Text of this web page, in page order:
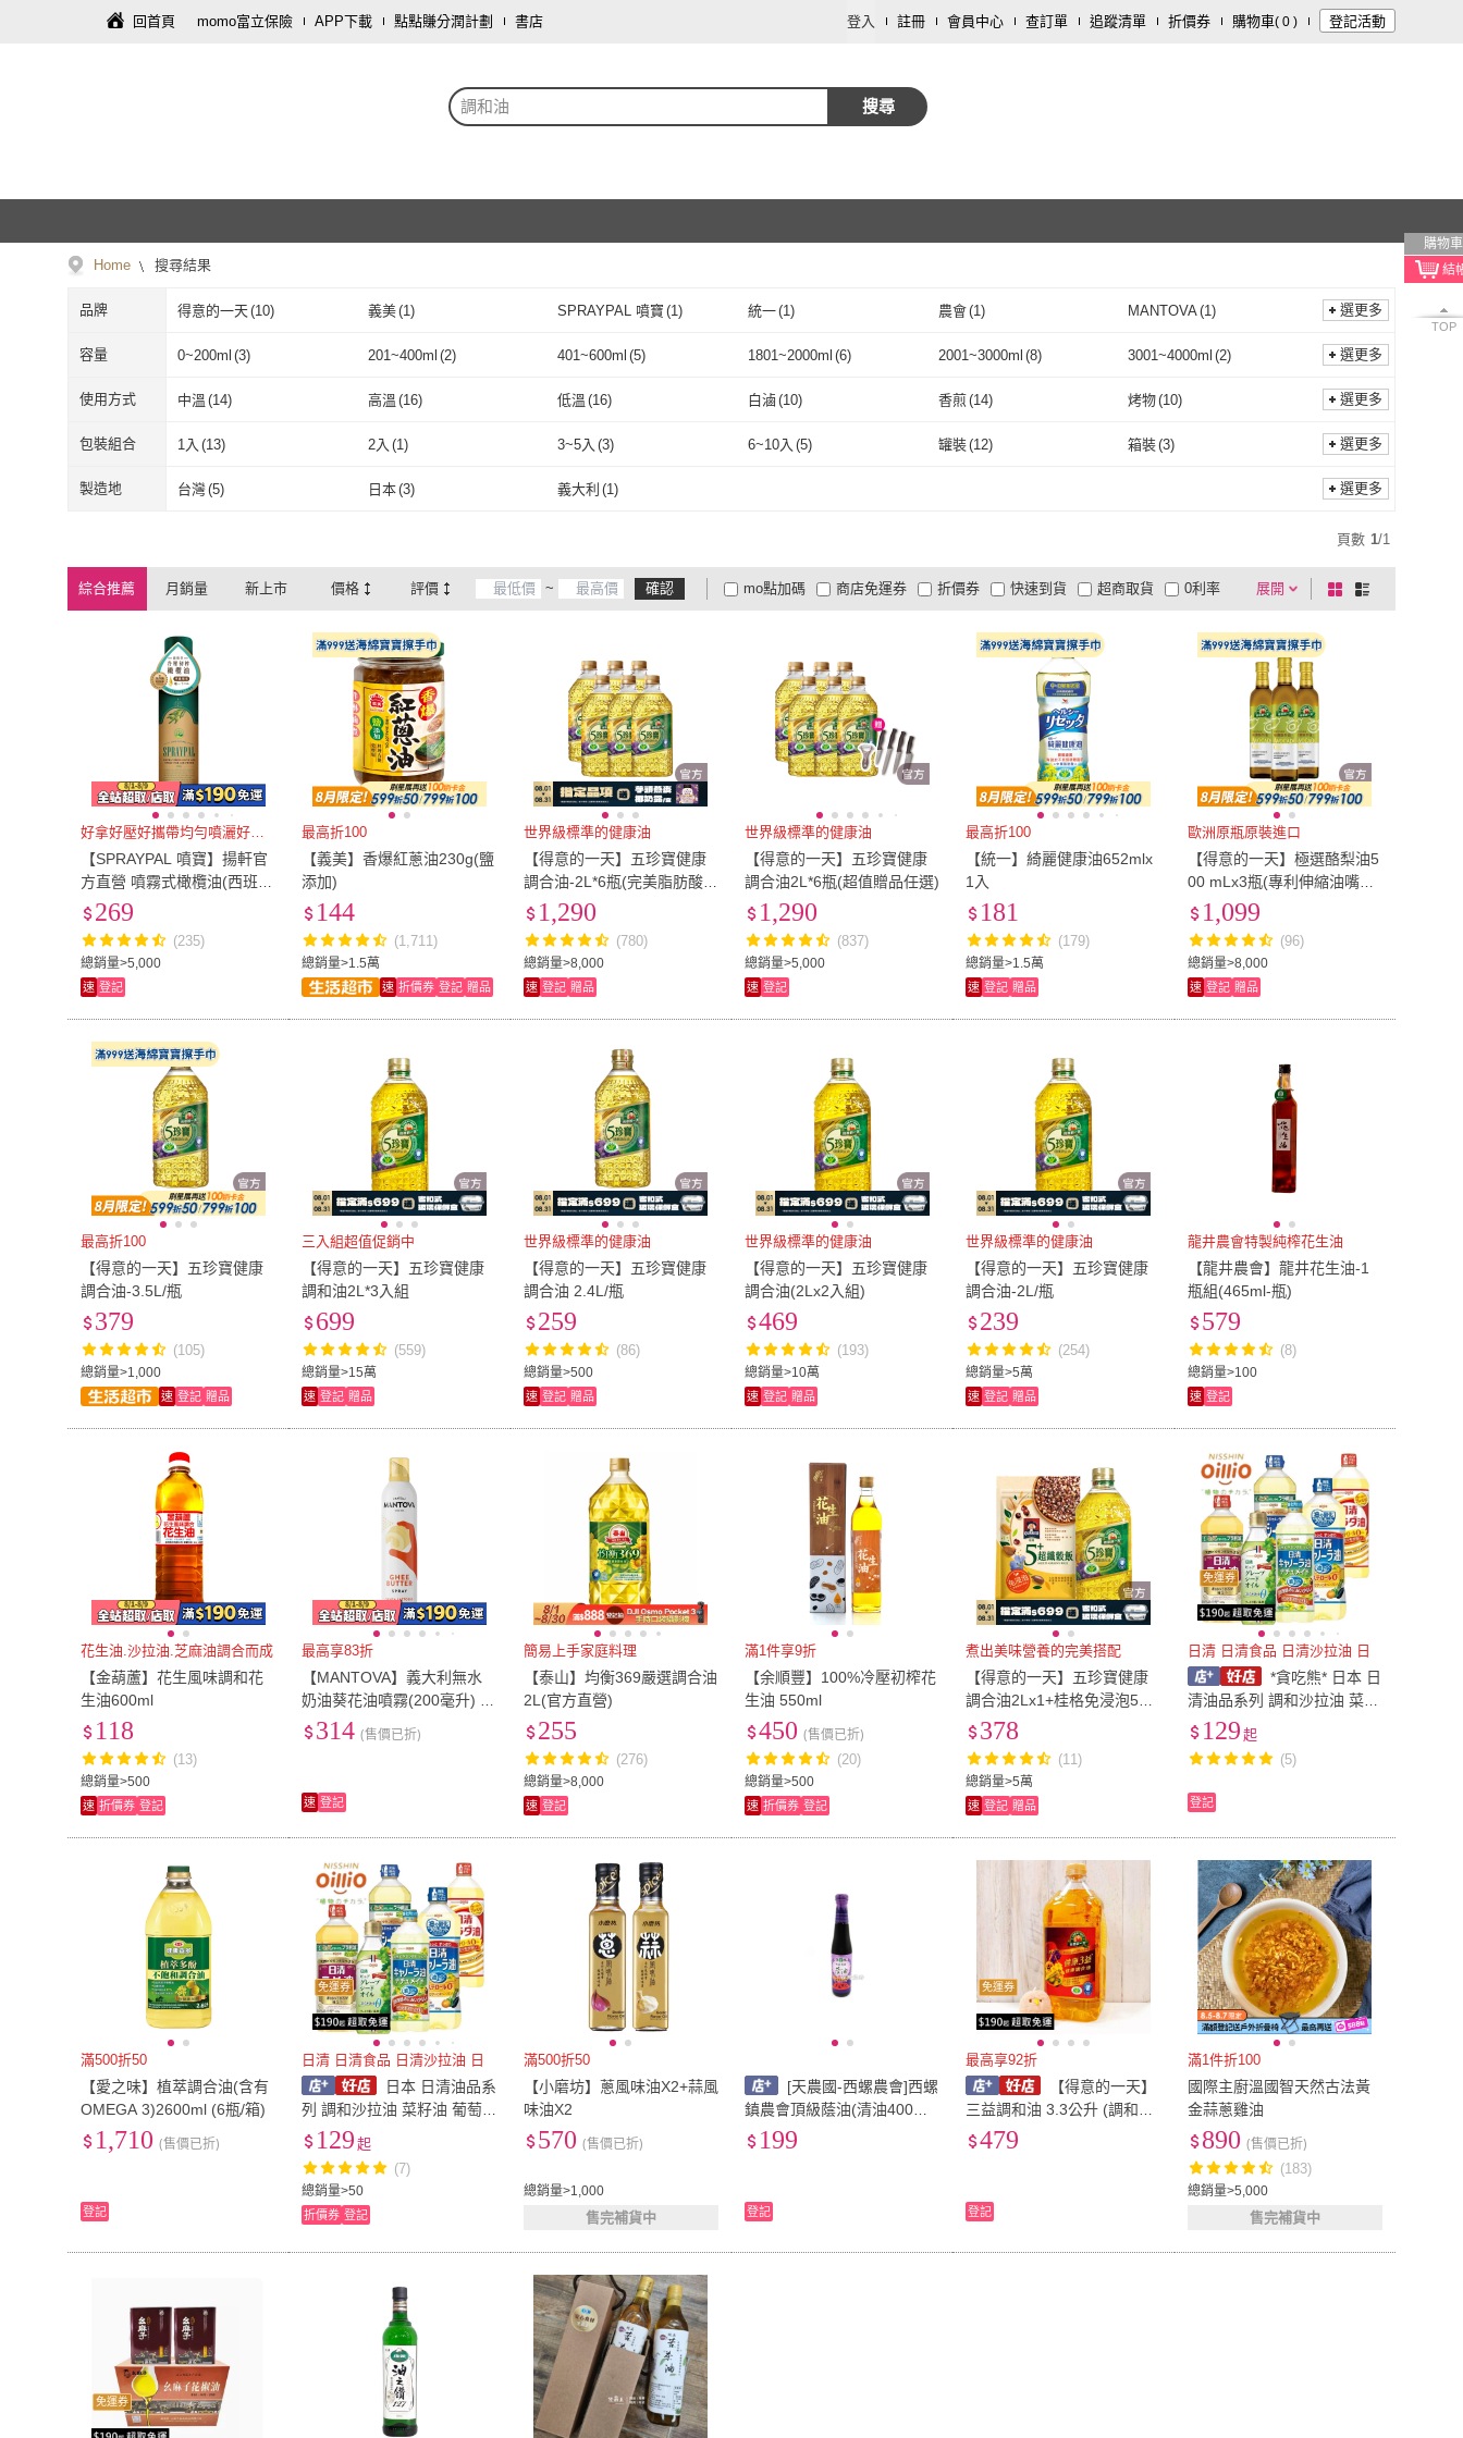
回首頁 momo富立保險 APP下載 點點賺分潤計劃 書店 登入 註冊 會員中心 查訂單 追蹤清單 折價券 購物車( 0 ) 登記活動
調和油 搜尋
購物車
TOP
Home 搜尋結果
品牌 得意的一天(10) 義美(1) SPRAYPAL 噴寶 (1) 統一(1) 農會(1) MANTOVA (1)
金葫蘆(1 ) 泰山(1) 愛之味(1) 小磨坊(1) 維義(1) 余順豐(1)
溫國智的美食天地
得意的一天 義美(1) SPRAYPAL 噴寶 統一( 1) 農會(1 MANTOVA
金葫蘆 泰山 愛之味 小磨坊
溫國智的美食天地
選更多
容量 0~200ml (3) 201~400ml (2) 401~600ml (5) 1801~2000ml (6) 2001~3000ml (8) 3001~4000ml (2)
0~200ml 201~400ml 401~600ml 1801~2000ml
取消 選更多
使用方式 中溫 (14) 高溫 (16) 低溫 (16) 白滷 (10) 香煎(14) 烤物(10)
油炸(16 涼拌(8 煙燻( 6) 燉 (10) 滷(12) 燒烤(8)
鍋物(9) 煎 (15) 炒(17)
中溫 高溫 低溫 白滷
油炸 涼拌 煙燻
選更多
包裝組合 1入 (13) 2入 (1) 3~5入 (3) 6~10入 (5) 罐裝(12) 箱裝(3)
桶裝(1) 瓶裝(5)
1入( 2入 3~5入
選更多
製造地 台灣(5) 日本(3) 義大利 (1) 選更多
頁數 1/1
綜合推薦 月銷量 新上市 價格 評價 ~ 確認 展開
折價券
有影片
商品有量 電視購物
mo點加碼 快速到貨 超商取貨
大家電安心配
大家電快配
商店免運券 0利率
貨到付款 超商付款
及以上 1 及以上
棋
盤
列
好拿好壓好攜帶均勻噴灑好控油
【SPRAYPAL 噴寶】揚軒官
方直營 噴霧式橄欖油(西班牙
純天然油、沙拉、冷盤、露
總銷量>5,000
269
(235)
速 登記
最高折100
【義美】香爆紅蔥油230g(鹽
添加)
總銷量>1.5萬
144
(1,711)
速 折價券 登記 贈品
世界級標準的健康油
【得意的一天】五珍寶健康
調合油-2L*6瓶(完美脂肪酸比
4：8：1)
總銷量>8,000
1,290
(780)
速 登記 贈品
世界級標準的健康油
【得意的一天】五珍寶健康
調合油2L*6瓶(超值贈品任選)
總銷量>5,000
1,290
(837)
速 登記
最高折100
【統一】綺麗健康油652mlx
1入
總銷量>1.5萬
181
(179)
速 登記 贈品
歐洲原瓶原裝進口
【得意的一天】極選酪梨油5
00 mLx3瓶(專利伸縮油嘴設
計)
總銷量>8,000
1,099
(96)
速 登記 贈品
最高折100
【得意的一天】五珍寶健康
調合油-3.5L/瓶
總銷量>1,000
379
(105)
速 登記 贈品
三入組超值促銷中
【得意的一天】五珍寶健康
調和油2L*3入組
總銷量>15萬
699
(559)
速 登記 贈品
世界級標準的健康油
【得意的一天】五珍寶健康
調合油 2.4L/瓶
總銷量>500
259
(86)
速 登記 贈品
世界級標準的健康油
【得意的一天】五珍寶健康
調合油(2Lx2入組)
總銷量>10萬
469
(193)
速 登記 贈品
世界級標準的健康油
【得意的一天】五珍寶健康
調合油-2L/瓶
總銷量>5萬
239
(254)
速 登記 贈品
龍井農會特製純榨花生油
【龍井農會】龍井花生油-1
瓶組(465ml-瓶)
總銷量>100
579
(8)
速 登記
花生油.沙拉油.芝麻油調合而成
【金葫蘆】花生風味調和花
生油600ml
總銷量>500
118
(13)
速 折價券 登記
最高享83折
【MANTOVA】義大利無水
奶油葵花油噴霧(200毫升) G
hee butter Spray/烘焙必備/
煎煮炒炸皆宜
314 (售價已折)
速 登記
簡易上手家庭料理
【泰山】均衡369嚴選調合油
2L(官方直營)
總銷量>8,000
255
(276)
速 登記
滿1件享9折
【余順豐】100%冷壓初榨花
生油 550ml
總銷量>500
450 (售價已折)
(20)
速 折價券 登記
煮出美味營養的完美搭配
【得意的一天】五珍寶健康
調合油2Lx1+桂格免浸泡5
+超纖穀飯1kgx1
總銷量>5萬
378
(11)
速 登記 贈品
免運券
日清 日清食品 日清沙拉油 日
*貪吃熊* 日本 日
清油品系列 調和沙拉油 菜籽
油 葡萄籽油 自然取向 日清
沙拉油 日本沙拉油 大豆
129 起
(5)
登記
滿500折50
【愛之味】植萃調合油(含有
OMEGA 3)2600ml (6瓶/箱)
1,710 (售價已折)
登記
免運券
日清 日清食品 日清沙拉油 日
日本 日清油品系
列 調和沙拉油 菜籽油 葡萄
籽油 自然取向 日清沙拉油
日本沙拉油 大豆油 悠西將
總銷量>50
129 起
(7)
折價券 登記
滿500折50
【小磨坊】蔥風味油X2+蒜風
味油X2
總銷量>1,000
570 (售價已折)
售完補貨中
[天農國-西螺農會]西螺
鎮農會頂級蔭油(清油400ml)
*1瓶~有效期至2028年2月
199
登記
免運券
最高享92折
【得意的一天】
三益調和油 3.3公升 (調和油
食用油 就花遊 橄欖油 葵花
479
登記
滿1件折100
國際主廚溫國智天然古法黃
金蒜蔥雞油
總銷量>5,000
890 (售價已折)
(183)
售完補貨中
免運券